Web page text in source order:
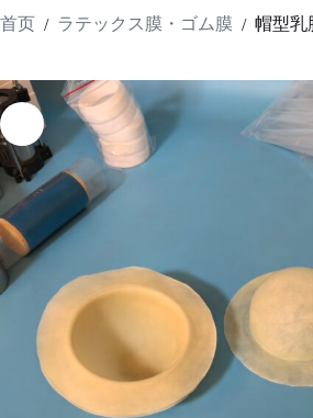
首页 / ラテックス膜・ゴム膜 / 帽型乳